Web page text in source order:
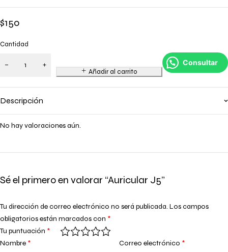
$150
Cantidad
Añadir al carrito
Consultar
Descripción
No hay valoraciones aún.
Sé el primero en valorar “Auricular J5”
Tu dirección de correo electrónico no será publicada. Los campos
obligatorios están marcados con *
Tu puntuación *
Nombre * Correo electrónico *